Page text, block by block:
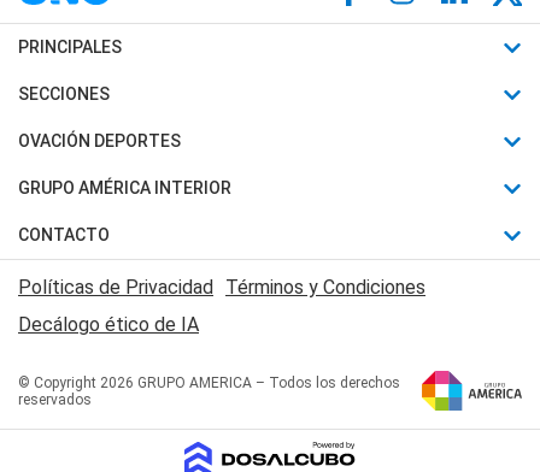
PRINCIPALES
Últimas Noticias
Política
Judiciales
Economia
SECCIONES
Horóscopo
Motores
Trucos caseros
Series y Películas
Edictos y Solicitadas
OVACIÓN DEPORTES
Fútbol
Mundial
Automovilismo
Rugby
Básquet
GRUPO AMÉRICA INTERIOR
Canal 7 en Vivo
San Juan 8
CONTACTO
Acerca de Nosotros
Contactanos
Políticas de Privacidad Términos y Condiciones
Decálogo ético de IA
© Copyright 2026 GRUPO AMERICA – Todos los derechos
reservados